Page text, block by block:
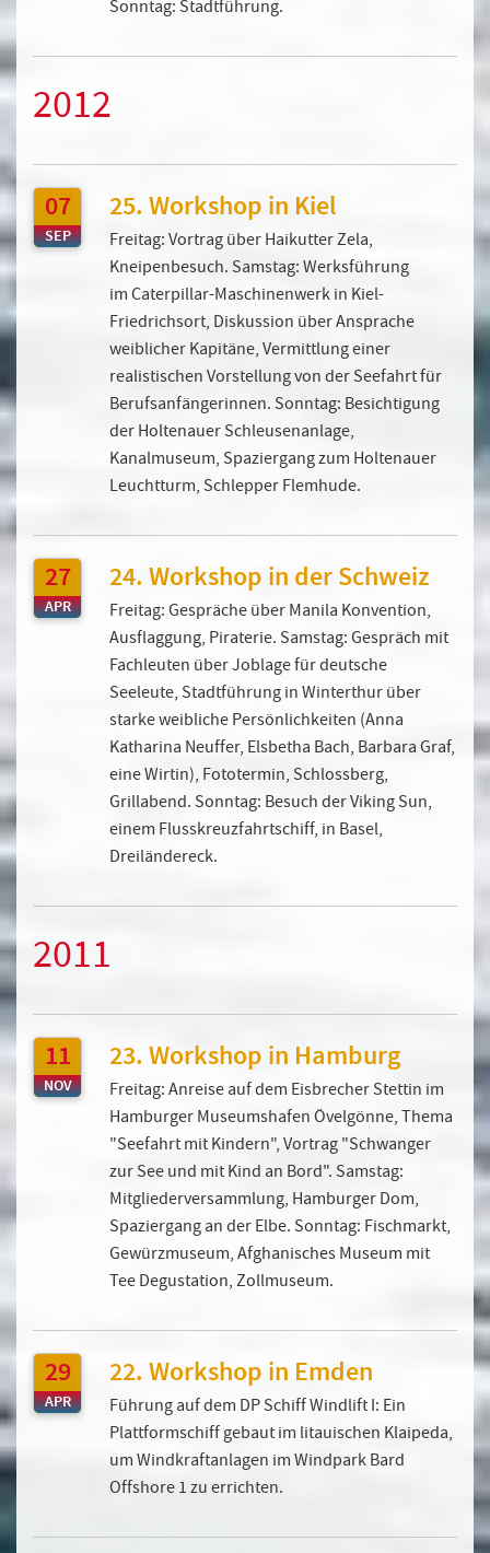
Sonntag: Stadtführung.
2012
07
SEP
25. Workshop in Kiel
Freitag: Vortrag über Haikutter Zela,
Kneipenbesuch. Samstag: Werksführung
im Caterpillar-Maschinenwerk in Kiel-
Friedrichsort, Diskussion über Ansprache
weiblicher Kapitäne, Vermittlung einer
realistischen Vorstellung von der Seefahrt für
Berufsanfängerinnen. Sonntag: Besichtigung
der Holtenauer Schleusenanlage,
Kanalmuseum, Spaziergang zum Holtenauer
Leuchtturm, Schlepper Flemhude.
27
APR
24. Workshop in der Schweiz
Freitag: Gespräche über Manila Konvention,
Ausflaggung, Piraterie. Samstag: Gespräch mit
Fachleuten über Joblage für deutsche
Seeleute, Stadtführung in Winterthur über
starke weibliche Persönlichkeiten (Anna
Katharina Neuffer, Elsbetha Bach, Barbara Graf,
eine Wirtin), Fototermin, Schlossberg,
Grillabend. Sonntag: Besuch der Viking Sun,
einem Flusskreuzfahrtschiff, in Basel,
Dreiländereck.
2011
11
NOV
23. Workshop in Hamburg
Freitag: Anreise auf dem Eisbrecher Stettin im
Hamburger Museumshafen Övelgönne, Thema
"Seefahrt mit Kindern", Vortrag "Schwanger
zur See und mit Kind an Bord". Samstag:
Mitgliederversammlung, Hamburger Dom,
Spaziergang an der Elbe. Sonntag: Fischmarkt,
Gewürzmuseum, Afghanisches Museum mit
Tee Degustation, Zollmuseum.
29
APR
22. Workshop in Emden
Führung auf dem DP Schiff Windlift I: Ein
Plattformschiff gebaut im litauischen Klaipeda,
um Windkraftanlagen im Windpark Bard
Offshore 1 zu errichten.